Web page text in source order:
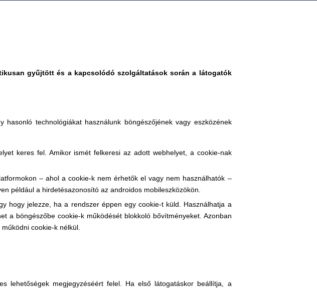
gyűjtött és a kapcsolódó szolgáltatások során a látogatók
technológiákat használunk böngészőjének vagy eszközének
keres fel. Amikor ismét felkeresi az adott webhelyet, a cookie-nak
– ahol a cookie-k nem érhetők el vagy nem használhatók –
például a hirdetésazonosító az androidos mobileszközökön.
hogy jelezze, ha a rendszer éppen egy cookie-t küld. Használhatja a
a böngészőbe cookie-k működését blokkoló bővítményeket. Azonban
cookie-k nélkül.
lehetőségek megjegyzéséért felel. Ha első látogatáskor beállítja, a